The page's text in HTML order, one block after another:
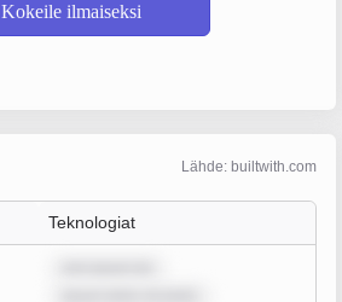
Kokeile ilmaiseksi
Lähde: builtwith.com
Teknologiat